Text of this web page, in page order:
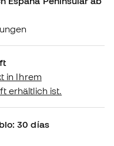
in Ihrem
erhältlich ist.
30 días